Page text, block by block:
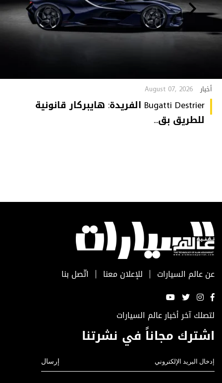
أخبار August 07, 2026
Bugatti Destrier الفريدة: هايبركار قانونية
للطريق بق...
عن عالم السيارات للإعلان معنا اتّصل بنا
لتصلك آخر أخبار عالم السيارات
اشترك مجاناً في نشرتنا